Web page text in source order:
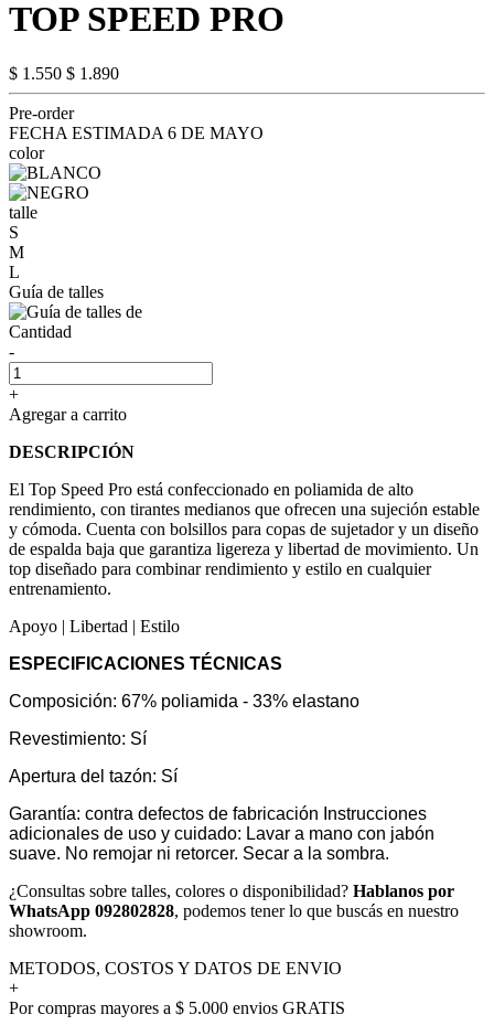
TOP SPEED PRO
$ 1.550 $ 1.890
Pre-order
FECHA ESTIMADA 6 DE MAYO
color
talle
S
M
L
Guía de talles
Cantidad
-
+
Agregar a carrito
DESCRIPCIÓN
El Top Speed ​​Pro está confeccionado en poliamida de alto
rendimiento, con tirantes medianos que ofrecen una sujeción estable
y cómoda. Cuenta con bolsillos para copas de sujetador y un diseño
de espalda baja que garantiza ligereza y libertad de movimiento. Un
top diseñado para combinar rendimiento y estilo en cualquier
entrenamiento.
Apoyo | Libertad | Estilo
ESPECIFICACIONES TÉCNICAS
Composición: 67% poliamida - 33% elastano
Revestimiento: Sí
Apertura del tazón: Sí
Garantía: contra defectos de fabricación Instrucciones
adicionales de uso y cuidado: Lavar a mano con jabón
suave. No remojar ni retorcer. Secar a la sombra.
¿Consultas sobre talles, colores o disponibilidad? Hablanos por
WhatsApp 092802828, podemos tener lo que buscás en nuestro
showroom.
METODOS, COSTOS Y DATOS DE ENVIO
+
Por compras mayores a $ 5.000 envios GRATIS